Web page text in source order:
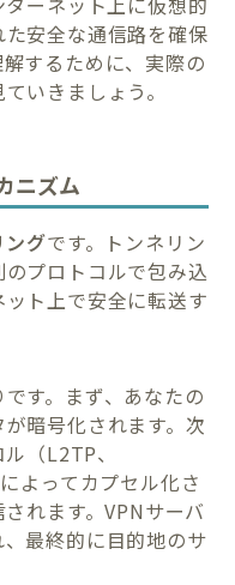
安全な通信路を確保
するために、実際の
いきましょう。
ニズム
ングです。トンネリン
プロトコルで包み込
ト上で安全に転送す
す。まず、あなたの
暗号化されます。次
（L2TP、
よってカプセル化さ
れます。VPNサーバ
最終的に目的地のサ